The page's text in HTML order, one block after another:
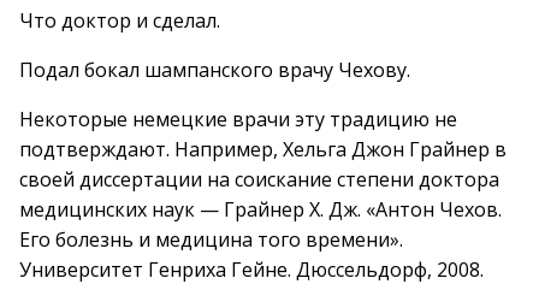
Что доктор и сделал.
Подал бокал шампанского врачу Чехову.
Некоторые немецкие врачи эту традицию не
подтверждают. Например, Хельга Джон Грайнер в
своей диссертации на соискание степени доктора
медицинских наук — Грайнер Х. Дж. «Антон Чехов.
Его болезнь и медицина того времени».
Университет Генриха Гейне. Дюссельдорф, 2008.